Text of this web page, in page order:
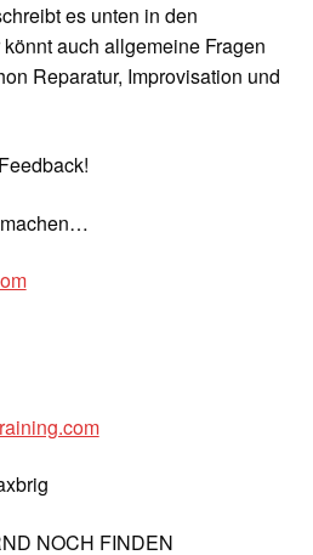
es unten in den
auch allgemeine Fragen
Reparatur, Improvisation und
NOCH FINDEN